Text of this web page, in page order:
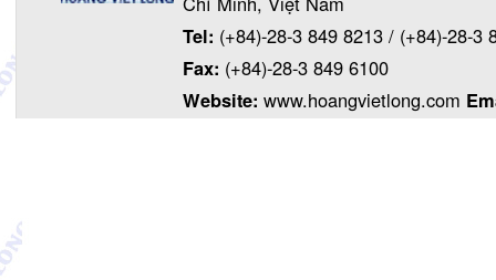
Tel: (+84)-28-3 849 8213 / (+84)-28-3
Fax: (+84)-28-3 849 6100
Website: www.hoangvietlong.com